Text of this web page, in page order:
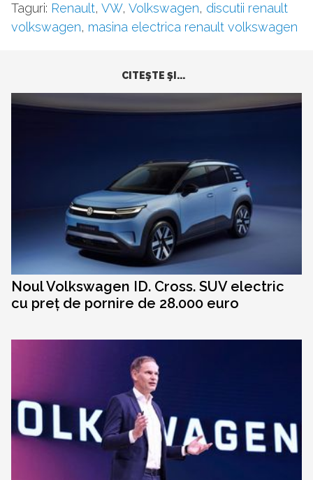
Taguri: Renault, VW, Volkswagen, discutii renault
volkswagen, masina electrica renault volkswagen
CITEŞTE ŞI...
Noul Volkswagen ID. Cross. SUV electric
cu preț de pornire de 28.000 euro